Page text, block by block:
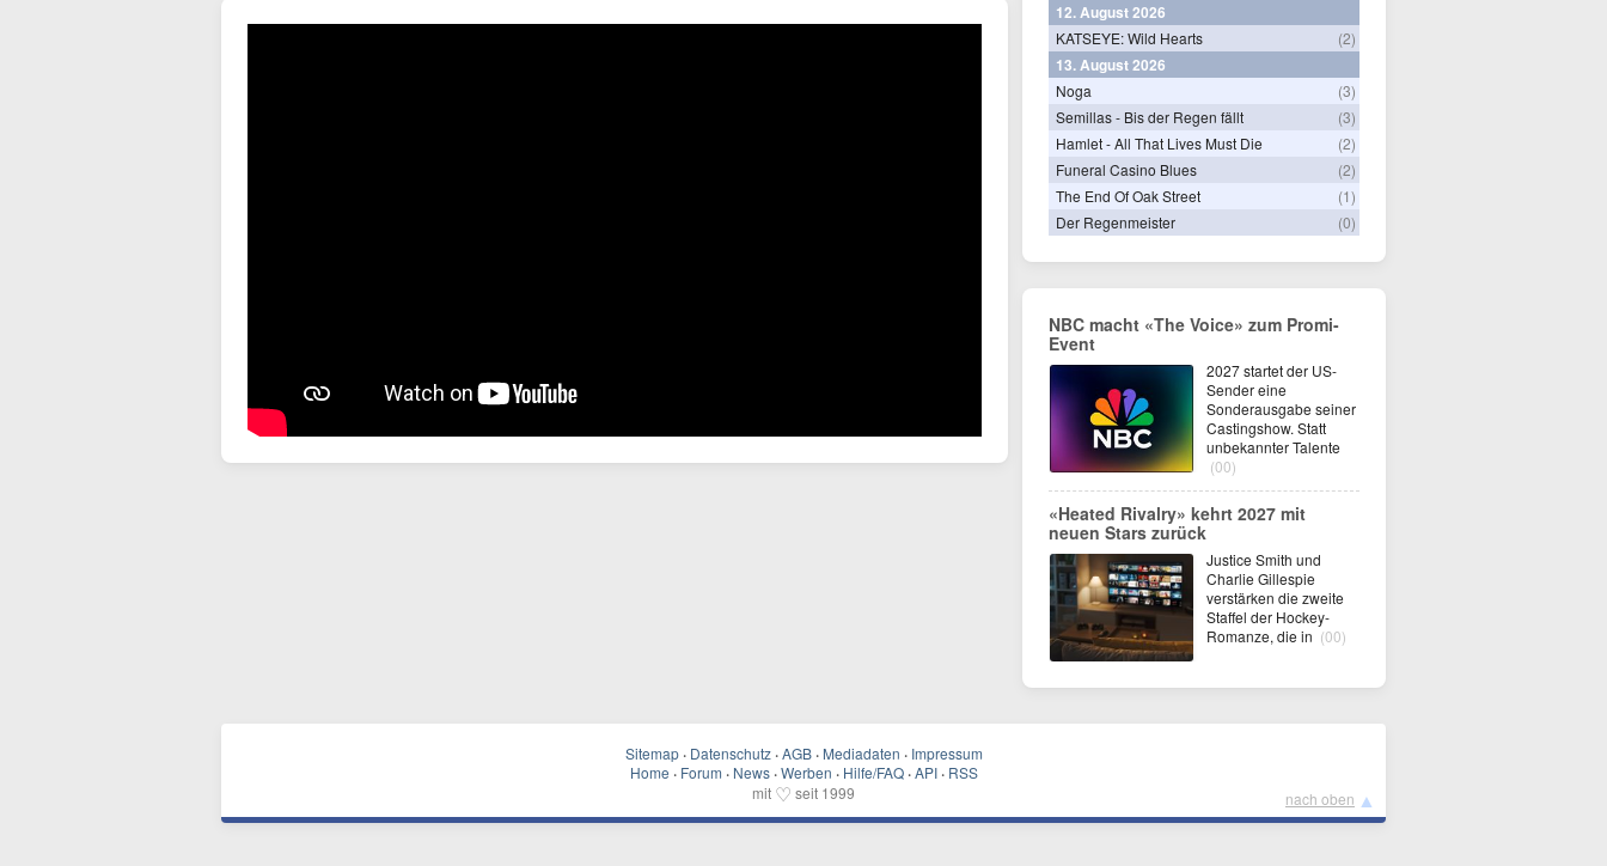
12. August 2026
KATSEYE: Wild Hearts (2)
13. August 2026
Noga
(3)
Semillas - Bis der Regen fällt
(3)
Hamlet - All That Lives Must Die
(2)
Funeral Casino Blues
(2)
The End Of Oak Street
(1)
Der Regenmeister
(0)
NBC macht «The Voice» zum Promi-
Event
2027 startet der US-
Sender eine
Sonderausgabe seiner
Castingshow. Statt
unbekannter Talente
(00)
«Heated Rivalry» kehrt 2027 mit
neuen Stars zurück
Justice Smith und
Charlie Gillespie
verstärken die zweite
Staffel der Hockey-
Romanze, die in (00)
Sitemap · Datenschutz · AGB · Mediadaten · Impressum
Home · Forum · News · Werben · Hilfe/FAQ · API · RSS
mit ♡ seit 1999 nach oben ▲